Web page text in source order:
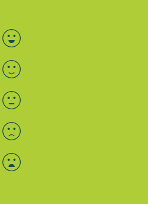
Bewertung auswählen